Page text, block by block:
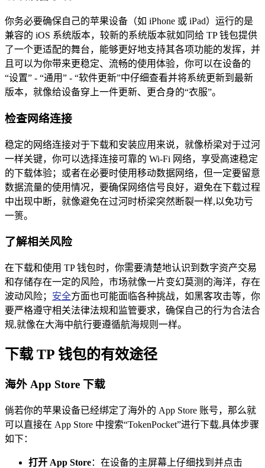
你务必要确保自己的苹果设备（如 iPhone 或 iPad）运行的是
兼容的 iOS 系统版本，较新的系统版本就如同给 TP 钱包提供
了一个更适配的舞台，能够更好地支持其各项功能的发挥，并
且可以为你带来更稳定、流畅的使用体验，你可以在设备的
“设置” - “通用” - “软件更新”中仔细查看并将系统更新到最新
版本，就像给设备穿上一件更新、更合身的“衣服”。
检查网络连接
稳定的网络连接对于下载和安装应用来说，就像桥梁对于过河
一样关键，你可以选择连接可靠的 Wi-Fi 网络，享受高速稳定
的下载体验；或者在必要时使用移动数据网络，但一定要留意
数据流量的使用情况，要确保网络信号良好，避免在下载过程
中出现中断，就像避免在过河时桥梁突然断裂一样,以免功亏
一篑。
了解相关风险
在下载和使用 TP 钱包时，你需要清楚地认识到数字资产交易
和存储存在一定的风险，市场就像一片变幻莫测的海洋，存在
波动风险； 安全方面也可能面临各种挑战，如黑客攻击等，你
要严格遵守相关法律法规和监管要求，确保自己的行为合法合
规,就像在大海中航行要遵循航海规则一样。
下载 TP 钱包的有效途径
海外 App Store 下载
倘若你的苹果设备已经绑定了海外的 App Store 账号，那么就
可以直接在 App Store 中搜索“TokenPocket”进行下载,具体步骤
如下：
打开 App Store：在设备的主屏幕上仔细找到并点击